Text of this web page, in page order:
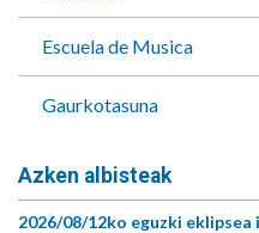
Escuela de Musica
Gaurkotasuna
Azken albisteak
2026/08/12ko eguzki